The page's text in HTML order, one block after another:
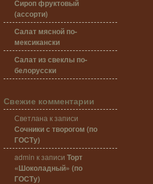
Сироп фруктовый
(ассорти)
Салат мясной по-
мексикански
Салат из свеклы по-
белорусски
Свежие комментарии
Светлана к записи
Сочники с творогом (по
ГОСТу)
admin к записи Торт
«Шоколадный» (по
ГОСТу)